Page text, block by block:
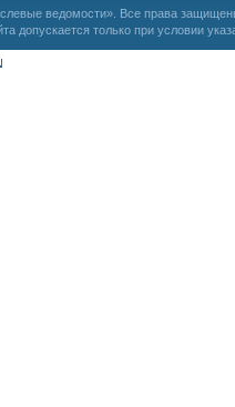
ведомости» . Все права
допускается только при условии